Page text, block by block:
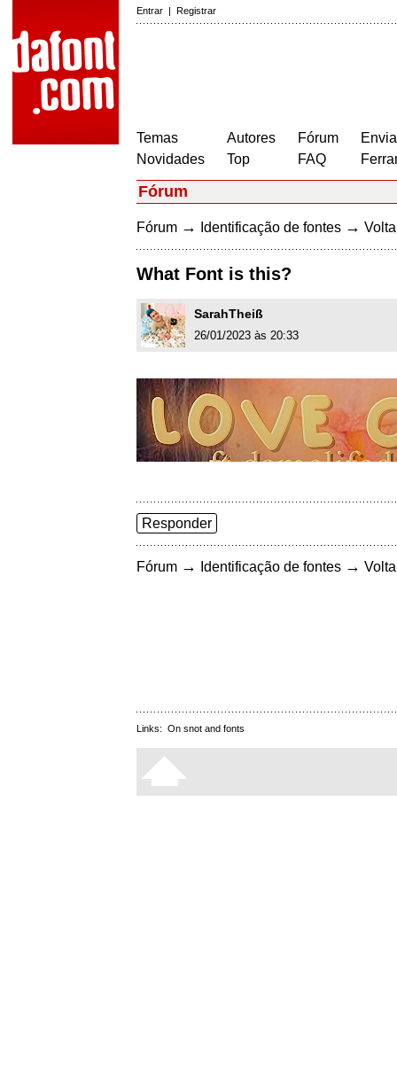
Entrar | Registrar
Temas
Novidades
Autores
Top
Fórum
FAQ
Fórum
Fórum → Identificação de fontes →
What Font is this?
SarahTheiß
26/01/2023 às 20:33
Responder
Fórum → Identificação de fontes →
Links: On snot and fonts